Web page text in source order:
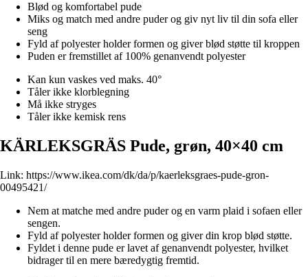
Blød og komfortabel pude
Miks og match med andre puder og giv nyt liv til din sofa eller
seng
Fyld af polyester holder formen og giver blød støtte til kroppen
Puden er fremstillet af 100% genanvendt polyester
Kan kun vaskes ved maks. 40°
Tåler ikke klorblegning
Må ikke stryges
Tåler ikke kemisk rens
KÄRLEKSGRÄS Pude, grøn, 40×40 cm
Link: https://www.ikea.com/dk/da/p/kaerleksgraes-pude-gron-
00495421/
Nem at matche med andre puder og en varm plaid i sofaen eller
sengen.
Fyld af polyester holder formen og giver din krop blød støtte.
Fyldet i denne pude er lavet af genanvendt polyester, hvilket
bidrager til en mere bæredygtig fremtid.